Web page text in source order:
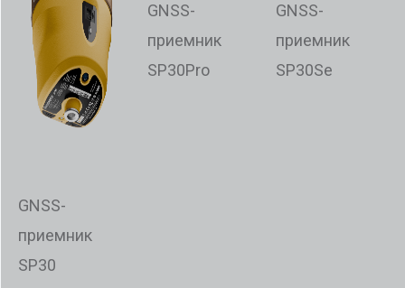
GNSS-
приемник
SP30
GNSS-
приемник
SP30Pro
GNSS-
приемник
SP30Se